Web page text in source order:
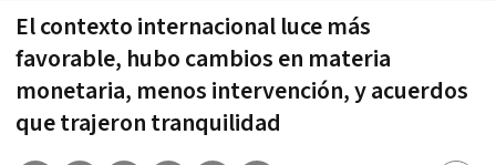
El contexto internacional luce más
favorable, hubo cambios en materia
monetaria, menos intervención, y acuerdos
que trajeron tranquilidad